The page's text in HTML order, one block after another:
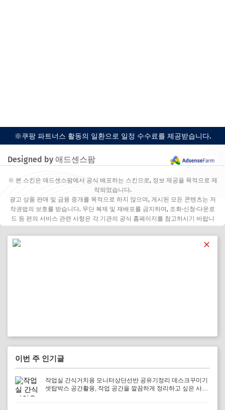
※쿠팡 파트너스 활동의 일환으로 일정 수수료를 제공받습니다.
Designed by 애드센스팜
※ 본 스킨은 애드센스팜에서 공식 배포하는 스킨으로, 정보 제공을 목적으로 제
작되었습니다.
광고 상품 판매 및 금융 중개를 목적으로 하지 않으며, 게시된 모든 콘텐츠는 저
작권법의 보호를 받습니다. 무단 복제 및 재배포를 금지하며, 조회·신청·다운로
드 등 편의 서비스 관련 사항은 각 기관의 공식 홈페이지를 참고하시기 바랍니
✕
이번 주 인기글
작업실 간식거치용 모니터상단선반 공유기정리 데스크꾸미기
셋탑박스 공간활용, 작업 공간을 깔끔하게 정리하고 싶은 사람